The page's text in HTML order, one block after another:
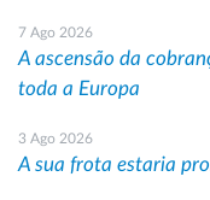
7 Ago 2026
A ascensão da
toda a Europa
3 Ago 2026
A sua frota estaria